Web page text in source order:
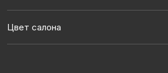
Цвет салона